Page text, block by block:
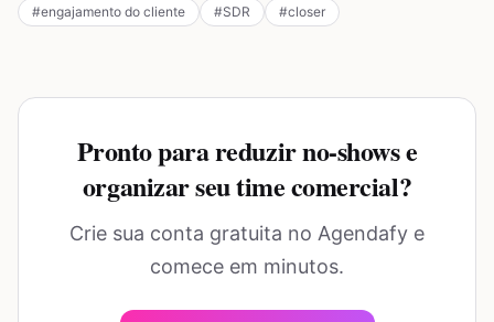
#engajamento do cliente #SDR #closer
Pronto para reduzir no-shows e
organizar seu time comercial?
Crie sua conta gratuita no Agendafy e
comece em minutos.